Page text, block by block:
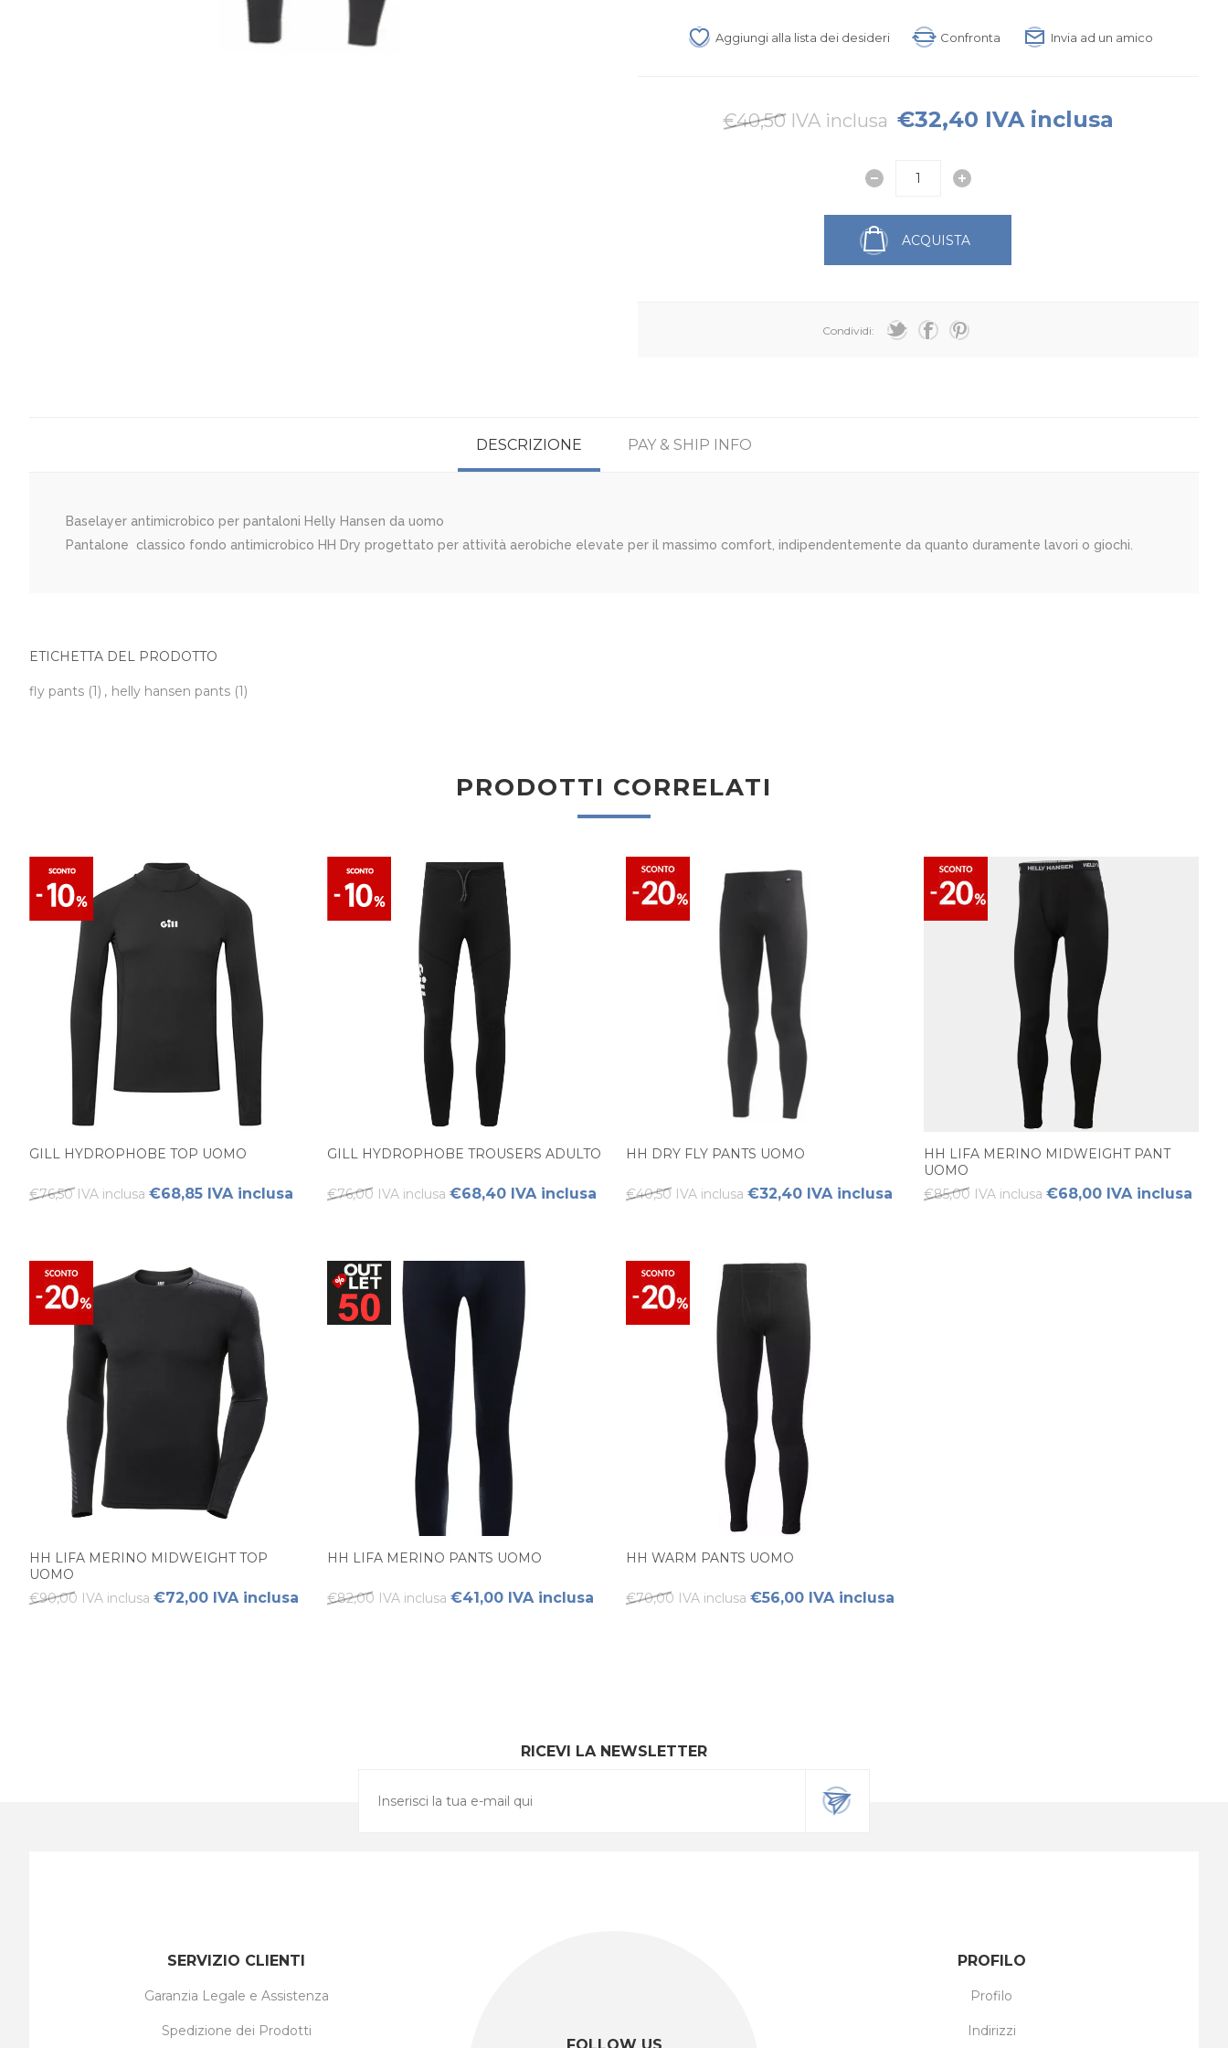
Aggiungi alla lista dei desideri Confronta Invia ad un amico
€40,50 IVA inclusa €32,40 IVA inclusa
ACQUISTA
Condividi:
DESCRIZIONE PAY & SHIP INFO
Baselayer antimicrobico per pantaloni Helly Hansen da uomo
Pantalone classico fondo antimicrobico HH Dry progettato per attività aerobiche elevate per il massimo comfort, indipendentemente da quanto duramente lavori o giochi.
ETICHETTA DEL PRODOTTO
fly pants (1) , helly hansen pants (1)
PRODOTTI CORRELATI
GILL HYDROPHOBE TOP UOMO
€76,50 IVA inclusa €68,85 IVA inclusa
GILL HYDROPHOBE TROUSERS ADULTO
€76,00 IVA inclusa €68,40 IVA inclusa
HH DRY FLY PANTS UOMO
€40,50 IVA inclusa €32,40 IVA inclusa
HH LIFA MERINO MIDWEIGHT PANT
UOMO
€85,00 IVA inclusa €68,00 IVA inclusa
HH LIFA MERINO MIDWEIGHT TOP
UOMO
€90,00 IVA inclusa €72,00 IVA inclusa
HH LIFA MERINO PANTS UOMO
€82,00 IVA inclusa €41,00 IVA inclusa
HH WARM PANTS UOMO
€70,00 IVA inclusa €56,00 IVA inclusa
RICEVI LA NEWSLETTER
SERVIZIO CLIENTI
Garanzia Legale e Assistenza
Spedizione dei Prodotti
PROFILO
Profilo
Indirizzi